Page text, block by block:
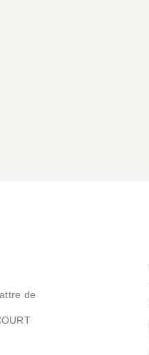
Lubies de
Villiot
Misspaty
de